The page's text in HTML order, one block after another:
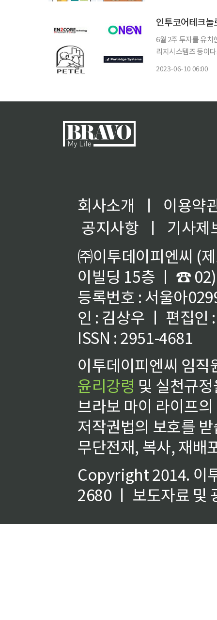
6월 2주 투자를 유치
리지시스템즈 등이다. △인투코어테크놀로지 인투코어테크놀로지는 최근 지유투자
2023-06-10 06:00
회사소개 ㅣ
이용약
공지사항
ㅣ
기사제
㈜이투데이피엔씨 (
이빌딩 15층 ㅣ ☎
등록번호 : 서울아
인 : 김상우 ㅣ 편집인
ISSN : 2951-4681
이투데이피엔씨 임
윤리강령 및 실천규
브라보 마이 라이프
저작권법의 보호를
무단전재, 복사, 재배
Copyright 2014. 이
2680 ㅣ 보도자료